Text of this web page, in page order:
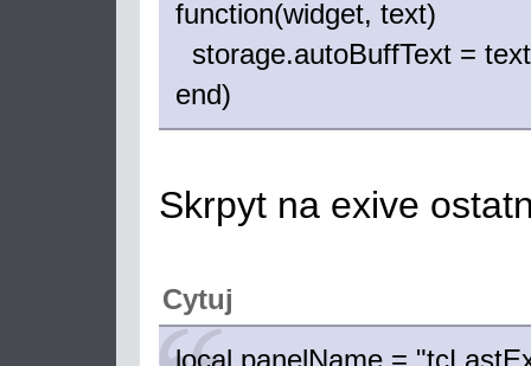
function(widget, text)
storage.autoBuffText = text
end)
Skrpyt na exive
Cytuj